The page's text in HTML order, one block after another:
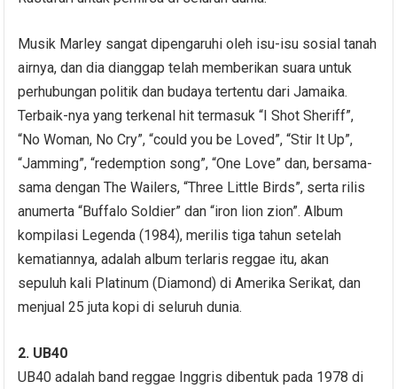
Musik Marley sangat dipengaruhi oleh isu-isu sosial tanah
airnya, dan dia dianggap telah memberikan suara untuk
perhubungan politik dan budaya tertentu dari Jamaika.
Terbaik-nya yang terkenal hit termasuk “I Shot Sheriff”,
“No Woman, No Cry”, “could you be Loved”, “Stir It Up”,
“Jamming”, “redemption song”, “One Love” dan, bersama-
sama dengan The Wailers, “Three Little Birds”, serta rilis
anumerta “Buffalo Soldier” dan “iron lion zion”. Album
kompilasi Legenda (1984), merilis tiga tahun setelah
kematiannya, adalah album terlaris reggae itu, akan
sepuluh kali Platinum (Diamond) di Amerika Serikat, dan
menjual 25 juta kopi di seluruh dunia.
2. UB40
UB40 adalah band reggae Inggris dibentuk pada 1978 di